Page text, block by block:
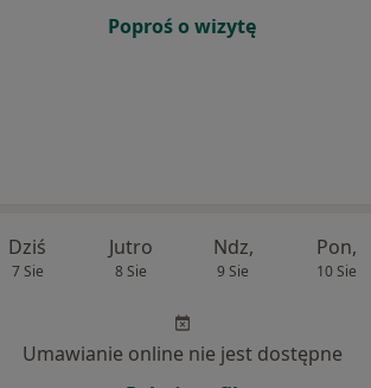
Poproś o wizytę
Dziś
7 Sie
Jutro
8 Sie
Ndz,
9 Sie
Pon,
10 Sie
Umawianie online nie jest dostępne